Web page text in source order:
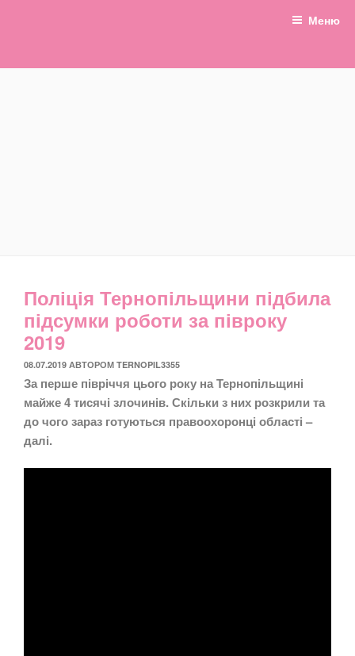
Меню
Поліція Тернопільщини підбила
підсумки роботи за півроку
2019
ОПУБЛІКОВАНО
08.07.2019 АВТОРОМ TERNOPIL3355
За перше півріччя цього року на Тернопільщині
майже 4 тисячі злочинів. Скільки з них розкрили та
до чого зараз готуються правоохоронці області –
далі.